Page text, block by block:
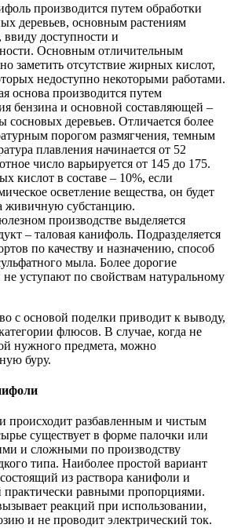
производится путем обработки
деревьев, основным растениям
ввиду доступности и
Основным отличительным
заметить отсутствие жирных кислот,
недоступно некоторыми работами.
основа производится путем
бензина и основной составляющей –
сосновых деревьев. Отличается более
порогом размягчения, темным
плавления начинается от 52
число варьируется от 145 до 175.
кислот в составе – 10%, если
осветление вещества, он будет
живичную субстанцию.
производстве выделяется
– таловая канифоль. Подразделяется
по качеству и назначению, способ
мыла. Более дорогие
не уступают по свойствам натуральному
с основой поделки приводит к выводу,
флюсов. В случае, когда не
нужного предмета, можно
буру.
происходит разбавленным и чистым
существует в форме палочки или
и сложными по производству
типа. Наиболее простой вариант
из раствора канифоли и
практически равными пропорциями.
реакций при использовании,
и не проводит электрический ток.